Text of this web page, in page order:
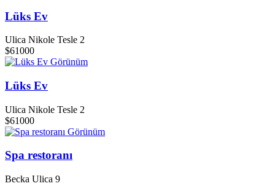
Lüks Ev
Ulica Nikole Tesle 2
$61000
Görünüm
Lüks Ev
Ulica Nikole Tesle 2
$61000
Görünüm
Spa restoranı
Becka Ulica 9